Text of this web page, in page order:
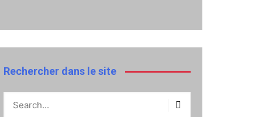
Rechercher dans le site